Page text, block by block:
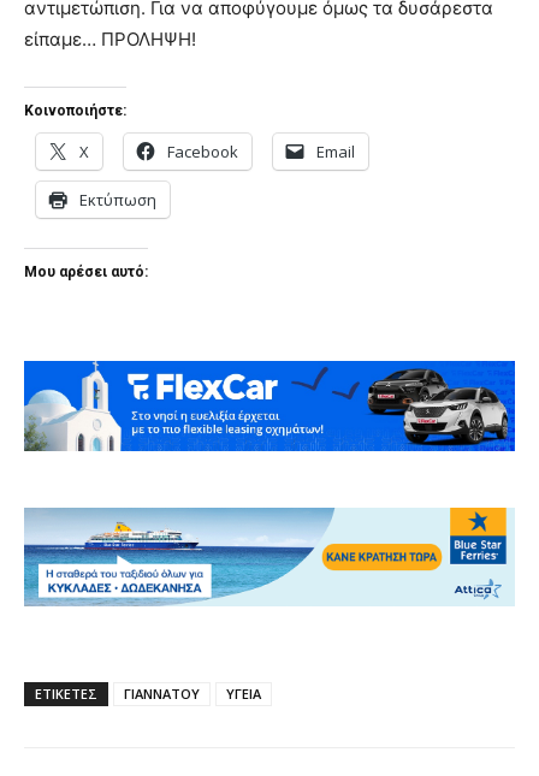
αντιμετώπιση. Για να αποφύγουμε όμως τα δυσάρεστα
είπαμε… ΠΡΟΛΗΨΗ!
Κοινοποιήστε:
X Facebook Email
Εκτύπωση
Μου αρέσει αυτό:
ΕΤΙΚΕΤΕΣ ΓΙΑΝΝΑΤΟΥ ΥΓΕΙΑ